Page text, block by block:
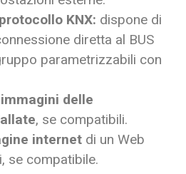
KNX: dispone di
diretta al BUS
parametrizzabili con
delle
, se compatibili.
internet di un Web
se compatibile.